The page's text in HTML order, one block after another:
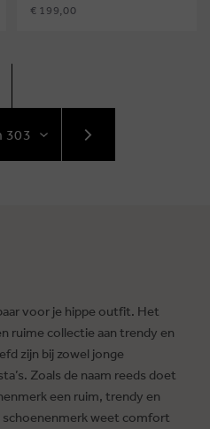
€ 199,00
VOLGENDE
voor je hippe outfit. Het
ruime collectie aan trendy en
zijn bij zowel jonge
Zoals de naam reeds doet
een ruim, trendy en
weet comfort